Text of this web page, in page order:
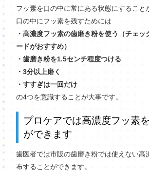
フッ素を口の中に常にある状態にすること
口の中にフッ素を残すためには
・高濃度フッ素の歯磨き粉を使う（チェ
ードがおすすめ）
・歯磨き粉を1.5センチ程度つける
・3分以上磨く
・すすぎは一回だけ
の4つを意識することが大事です。
プロケアでは高濃度フッ素
ができます
歯医者では市販の歯磨き粉では使えない高
布することができます。